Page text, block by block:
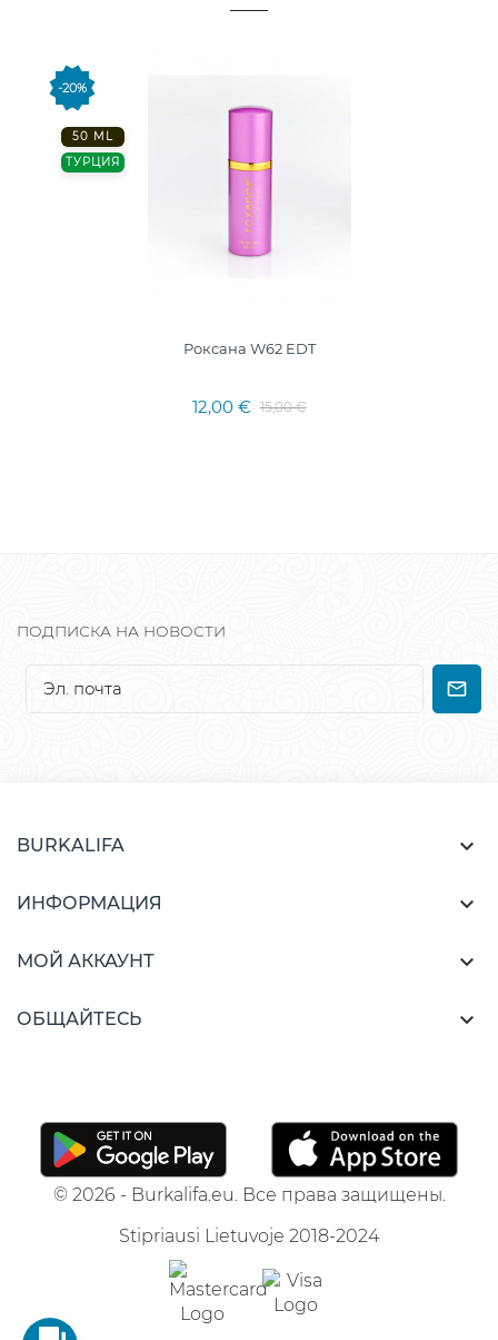
-20%
50 ML
ТУРЦИЯ
Роксана W62 EDT
12,00 € 15,00 €
ПОДПИСКА НА НОВОСТИ
BURKALIFA 
ИНФОРМАЦИЯ 
МОЙ АККАУНТ 
ОБЩАЙТЕСЬ 
© 2026 - Burkalifa.eu. Все права защищены.
Stipriausi Lietuvoje 2018-2024